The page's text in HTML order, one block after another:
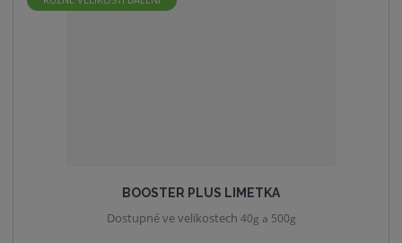
BOOSTER PLUS LIMETKA
Dostupné ve velikostech 40g a 500g